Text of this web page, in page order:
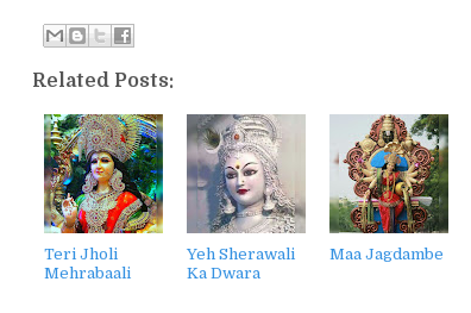
Related Posts:
Teri Jholi
Mehrabaali
Yeh Sherawali
Ka Dwara
Maa Jagdambe